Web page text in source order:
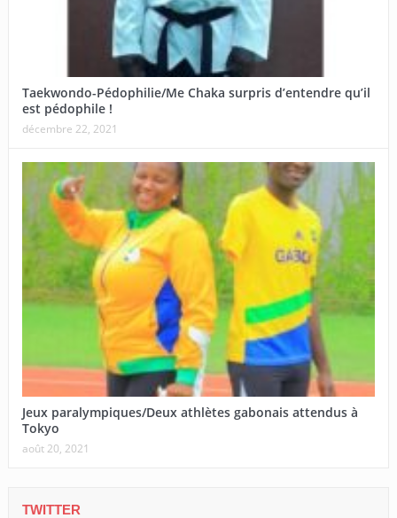
Taekwondo-Pédophilie/Me Chaka surpris d’entendre qu’il
est pédophile !
décembre 22, 2021
Jeux paralympiques/Deux athlètes gabonais attendus à
Tokyo
août 20, 2021
TWITTER